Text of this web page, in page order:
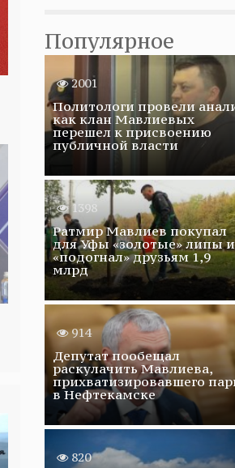
Популярное
2001
Политологи провели
как клан Мавлиевых
перешел к присвоению
публичной власти
1398
Ратмир Мавлиев покупал
для Уфы «золотые» липы и
«подогнал» друзьям 1,9
млрд
914
Депутат пообещал
раскулачить Мавлиева,
прихватизировавшего
в Нефтекамске
820